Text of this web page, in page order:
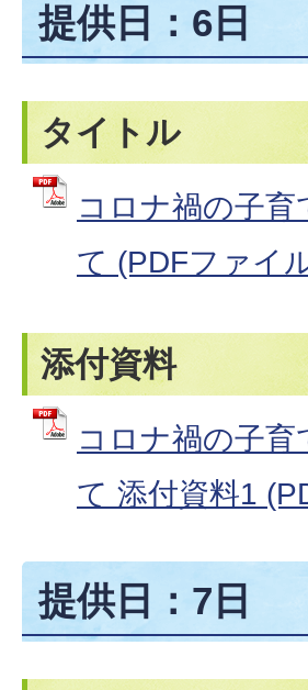
提供日：6日
タイトル
コロナ禍の子
て (PDFファイ
添付資料
コロナ禍の子
て 添付資料1
提供日：7日